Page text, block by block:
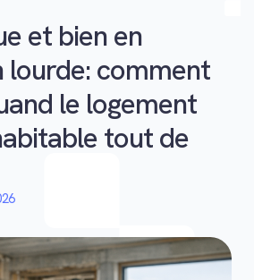
et bien en
lourde: comment
le logement
tout de